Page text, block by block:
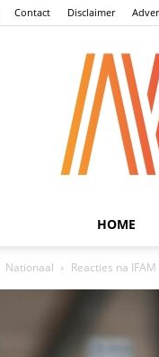
Contact Disclaimer
HOME
Nationaal Reacties na